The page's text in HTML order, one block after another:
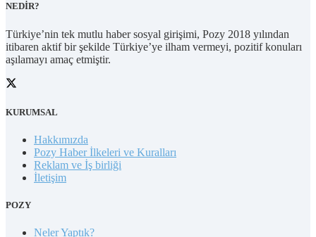
NEDİR?
Türkiye’nin tek mutlu haber sosyal girişimi, Pozy 2018 yılından
itibaren aktif bir şekilde Türkiye’ye ilham vermeyi, pozitif konuları
aşılamayı amaç etmiştir.
KURUMSAL
Hakkımızda
Pozy Haber İlkeleri ve Kuralları
Reklam ve İş birliği
İletişim
POZY
Neler Yaptık?